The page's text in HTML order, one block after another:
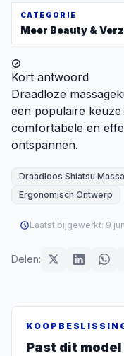
CATEGORIE
Meer Beauty &
Kort antwoord
Draadloze
een populaire
comfortabele en
ontspannen.
Draadloos Shiatsu
Ergonomisch Ontwerp
Laatst bijgewerkt: 9
Delen:
Past dit